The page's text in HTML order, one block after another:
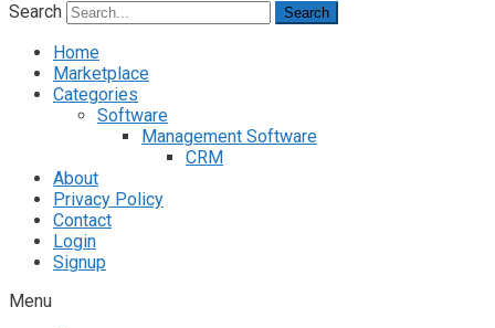
Search Search
Home
Marketplace
Categories
Software
Management Software
CRM
About
Privacy Policy
Contact
Login
Signup
Menu